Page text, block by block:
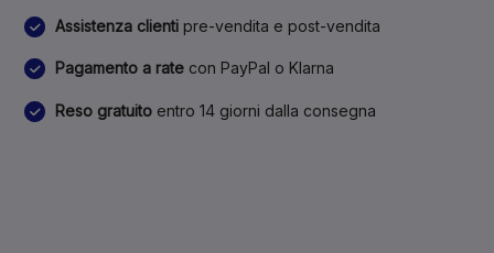
Assistenza clienti pre-vendita e post-vendita
Pagamento a rate con PayPal o Klarna
Reso gratuito entro 14 giorni dalla consegna